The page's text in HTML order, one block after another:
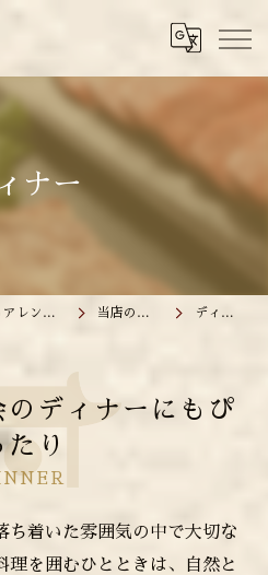
ナー
東京都上野駅の韓国料理ならアレンモク 当店の特徴 ディナー
のディナーにもぴ
たり
ち着いた雰囲気の中で大切な
理を囲むひとときは、自然と